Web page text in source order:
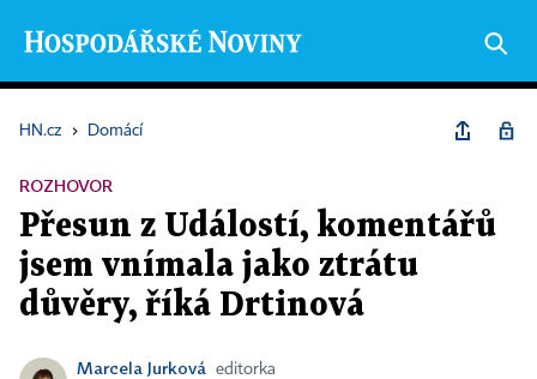
HN.cz › Domácí
ROZHOVOR
Přesun z Událostí, komentářů
jsem vnímala jako ztrátu
důvěry, říká Drtinová
Marcela Jurková
editorka